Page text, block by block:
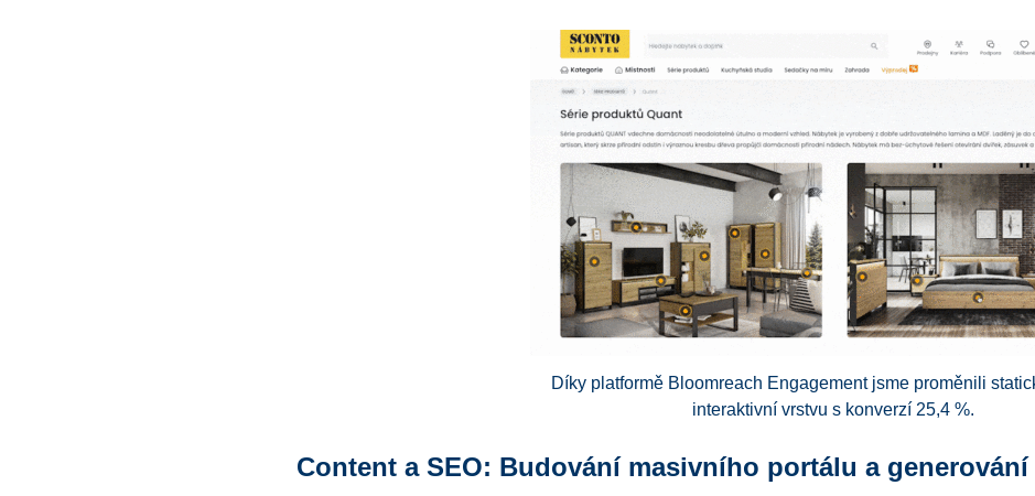
Díky platformě Bloomreach Engagement jsme proměnili
interaktivní vrstvu s konverzí 25,4 %.
Content a SEO: Budování masivního portálu a